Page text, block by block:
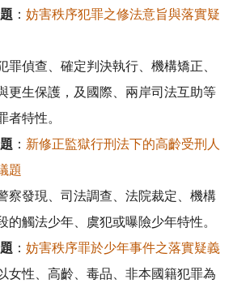
： 妨害秩序犯罪之修法意旨與落實疑
罪偵查、確定判決執行、機構矯正、
更生保護，及國際、兩岸司法互助等
者特性。
： 新修正監獄行刑法下的高齡受刑人
題
察發現、司法調查、法院裁定、機構
的觸法少年、虞犯或曝險少年特性。
： 妨害秩序罪於少年事件之落實疑義
女性、高齡、毒品、非本國籍犯罪為